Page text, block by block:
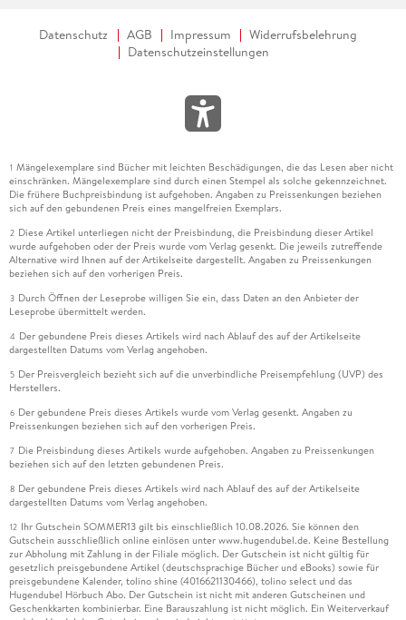
Datenschutz AGB Impressum
Widerrufsbelehrung
Datenschutzeinstellungen
1 Mängelexemplare sind Bücher mit leichten Beschädigungen, die das Lesen aber nicht
einschränken. Mängelexemplare sind durch einen Stempel als solche gekennzeichnet.
Die frühere Buchpreisbindung ist aufgehoben. Angaben zu Preissenkungen beziehen
sich auf den gebundenen Preis eines mangelfreien Exemplars.
2 Diese Artikel unterliegen nicht der Preisbindung, die Preisbindung dieser Artikel
wurde aufgehoben oder der Preis wurde vom Verlag gesenkt. Die jeweils zutreffende
Alternative wird Ihnen auf der Artikelseite dargestellt. Angaben zu Preissenkungen
beziehen sich auf den vorherigen Preis.
3 Durch Öffnen der Leseprobe willigen Sie ein, dass Daten an den Anbieter der
Leseprobe übermittelt werden.
4 Der gebundene Preis dieses Artikels wird nach Ablauf des auf der Artikelseite
dargestellten Datums vom Verlag angehoben.
5 Der Preisvergleich bezieht sich auf die unverbindliche Preisempfehlung (UVP) des
Herstellers.
6 Der gebundene Preis dieses Artikels wurde vom Verlag gesenkt. Angaben zu
Preissenkungen beziehen sich auf den vorherigen Preis.
7 Die Preisbindung dieses Artikels wurde aufgehoben. Angaben zu Preissenkungen
beziehen sich auf den letzten gebundenen Preis.
8 Der gebundene Preis dieses Artikels wird nach Ablauf des auf der Artikelseite
dargestellten Datums vom Verlag angehoben.
12 Ihr Gutschein SOMMER13 gilt bis einschließlich 10.08.2026. Sie können den
Gutschein ausschließlich online einlösen unter www.hugendubel.de. Keine Bestellung
zur Abholung mit Zahlung in der Filiale möglich. Der Gutschein ist nicht gültig für
gesetzlich preisgebundene Artikel (deutschsprachige Bücher und eBooks) sowie für
preisgebundene Kalender, tolino shine (4016621130466), tolino select und das
Hugendubel Hörbuch Abo. Der Gutschein ist nicht mit anderen Gutscheinen und
Geschenkkarten kombinierbar. Eine Barauszahlung ist nicht möglich. Ein Weiterverkauf